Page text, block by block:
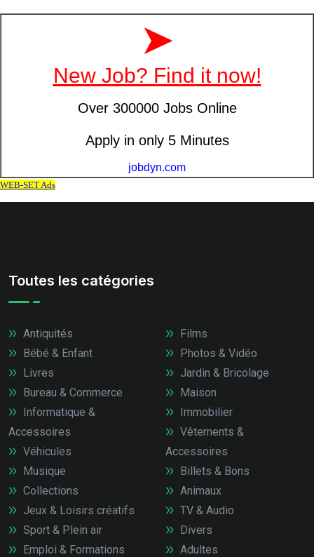
Toutes les catégories
Antiquités
Bébé & Enfant
Livres
Bureau & Commerce
Informatique &
Accessoires
Véhicules
Films
Photos & Vidéo
Jardin & Bricolage
Maison
Immobilier
Vêtements &
Accessoires
Musique
Collections
Jeux & Loisirs créatifs
Sport & Plein air
Emploi & Formations
Billets & Bons
Animaux
TV & Audio
Divers
Adultes